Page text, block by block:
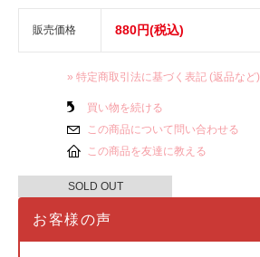
販売価格 880円(税込)
» 特定商取引法に基づく表記 (返品など)
買い物を続ける
この商品について問い合わせる
この商品を友達に教える
SOLD OUT
お客様の声